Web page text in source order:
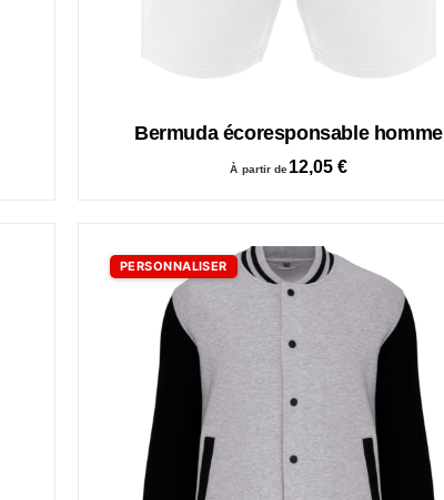
Bermuda écoresponsable homme
À partir de12,05 €
PERSONNALISER